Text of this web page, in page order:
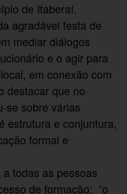
de Itaberaí.
agradável festa de
mediar diálogos
e o agir para
em conexão com
destacar que no
se sobre várias
estrutura e conjuntura,
formal e
todas as pessoas
de formação: “o